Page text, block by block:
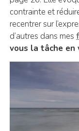
contrainte et
recentrer sur
d’autres dans mes
vous la tâche en